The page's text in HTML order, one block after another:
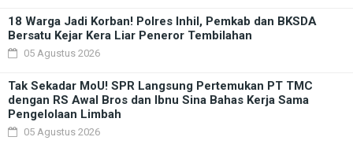
18 Warga Jadi Korban! Polres Inhil, Pemkab dan BKSDA
Bersatu Kejar Kera Liar Peneror Tembilahan
05 Agustus 2026
Tak Sekadar MoU! SPR Langsung Pertemukan PT TMC
dengan RS Awal Bros dan Ibnu Sina Bahas Kerja Sama
Pengelolaan Limbah
05 Agustus 2026